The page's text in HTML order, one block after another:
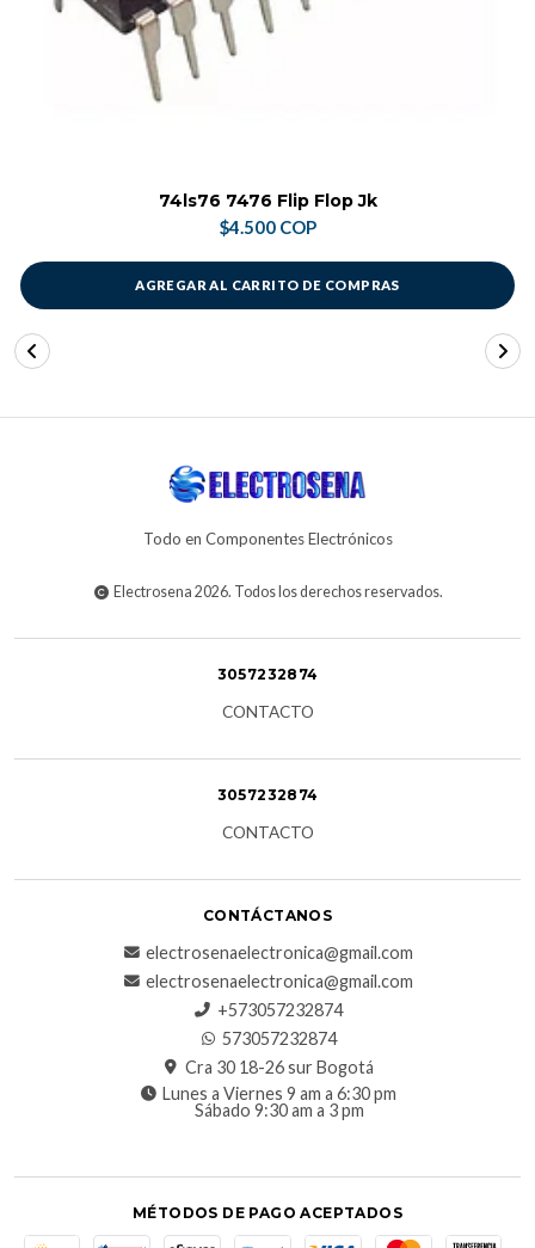
74ls76 7476 Flip Flop Jk
$4.500 COP
AGREGAR AL CARRITO DE COMPRAS
Todo en Componentes Electrónicos
Electrosena 2026. Todos los derechos reservados.
3057232874
CONTACTO
3057232874
CONTACTO
CONTÁCTANOS
electrosenaelectronica@gmail.com
electrosenaelectronica@gmail.com
+573057232874
573057232874
Cra 30 18-26 sur Bogotá
Lunes a Viernes 9 am a 6:30 pm
Sábado 9:30 am a 3 pm
MÉTODOS DE PAGO ACEPTADOS